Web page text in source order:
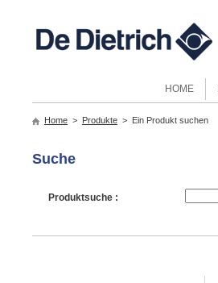
HOME
Home > Produkte > Ein Produkt suchen
Suche
Produktsuche :